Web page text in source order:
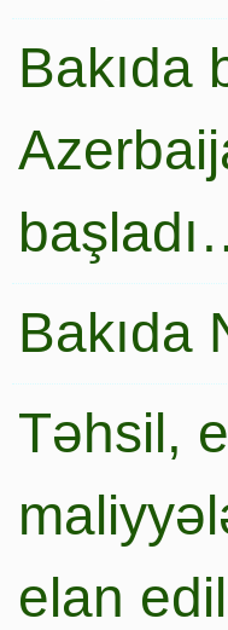
Bakıda
Bakıda
Təhsil,
elan